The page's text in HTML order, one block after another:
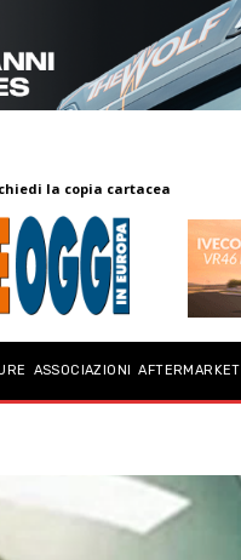
la copia cartacea
ASSOCIAZIONI AFTERMARKET